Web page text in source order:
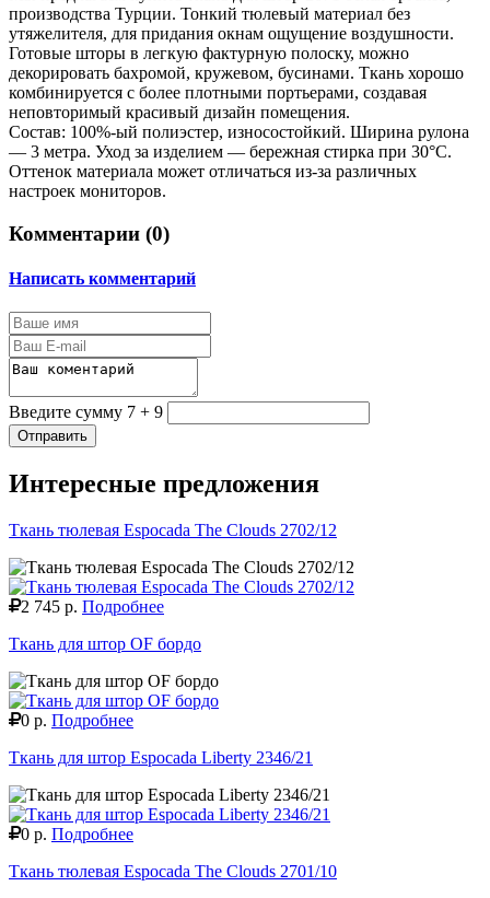
производства Турции. Тонкий тюлевый материал без
утяжелителя, для придания окнам ощущение воздушности.
Готовые шторы в легкую фактурную полоску, можно
декорировать бахромой, кружевом, бусинами. Ткань хорошо
комбинируется с более плотными портьерами, создавая
неповторимый красивый дизайн помещения.
Состав: 100%-ый полиэстер, износостойкий. Ширина рулона
— 3 метра. Уход за изделием — бережная стирка при 30°С.
Оттенок материала может отличаться из-за различных
настроек мониторов.
Комментарии (0)
Написать комментарий
Введите сумму 7 + 9
Отправить
Интересные предложения
Ткань тюлевая Espocada The Clouds 2702/12
2 745 р. Подробнее
Ткань для штор OF бордо
0 р. Подробнее
Ткань для штор Espocada Liberty 2346/21
0 р. Подробнее
Ткань тюлевая Espocada The Clouds 2701/10